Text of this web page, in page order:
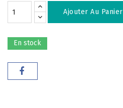
Ajouter Au Panier
En stock